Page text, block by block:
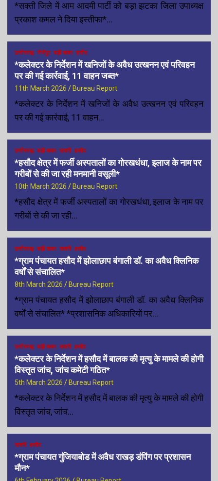
*सक्ती जिले में आम आदमी पार्टी को बड़ा झटका जिला उपाध्यक्ष
प्रकाश कमल ने दिया इस्तीफा*…
छत्तीसगढ़ जैजैपुर बड़ी खबर हसौद
*कलेक्टर के निर्देशन में खनिजों के अवैध उत्खनन एवं परिवहन
पर की गई कार्रवाई, 11 वाहन जब्त*
11th March 2026 Bureau Report
*कलेक्टर के निर्देशन में खनिजों के अवैध उत्खनन एवं परिवहन
पर की गई कार्रवाई, 11 वाहन…
छत्तीसगढ़ बड़ी खबर सक्ती हसौद
*हसौद क्षेत्र में फर्जी अस्पतालों का गोरखधंधा, इलाज के नाम पर
गरीबों से की जा रही मनमानी वसूली*
10th March 2026 Bureau Report
*हसौद क्षेत्र में फर्जी अस्पतालों का गोरखधंधा, इलाज के नाम पर
गरीबों से की जा रही…
छत्तीसगढ़ बड़ी खबर सक्ती हसौद
*ग्राम पंचायत हसौद में झोलाछाप बंगाली डॉ. का अवैध क्लिनिक
वर्षों से संचालित*
8th March 2026 Bureau Report
*ग्राम पंचायत हसौद में झोलाछाप बंगाली डॉ. का अवैध क्लिनिक
वर्षों से संचालित* *प्रशासनिक अधिकारियों पर…
छत्तीसगढ़ बड़ी खबर सक्ती हसौद
*कलेक्टर के निर्देशन में हसौद में बालक की मृत्यु के मामले की होगी
विस्तृत जांच, जांच कमेटी गठित*
5th March 2026 Bureau Report
*कलेक्टर के निर्देशन में हसौद में बालक की मृत्यु के मामले की होगी
विस्तृत जांच, जांच…
सक्ती हसौद
*ग्राम पंचायत गुंजियाबोड में अवैध राखड़ डंपिंग पर प्रशासन
मौन*